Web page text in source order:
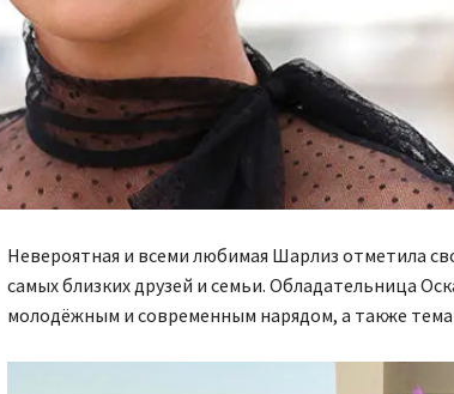
Невероятная и всеми любимая Шарлиз отметила
самых близких друзей и семьи. Обладательница
молодёжным и современным нарядом, а также